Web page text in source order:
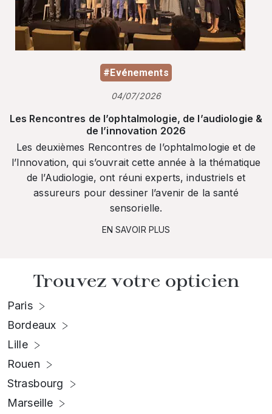
#Evénements
04/07/2026
Les Rencontres de l’ophtalmologie, de l’audiologie &
de l’innovation 2026
Les deuxièmes Rencontres de l’ophtalmologie et de
l’Innovation, qui s’ouvrait cette année à la thématique
de l’Audiologie, ont réuni experts, industriels et
assureurs pour dessiner l’avenir de la santé
sensorielle.
EN SAVOIR PLUS
Trouvez votre opticien
Paris
Bordeaux
Lille
Rouen
Strasbourg
Marseille